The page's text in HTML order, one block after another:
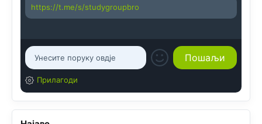
https://t.me/s/studygroupbro
Прилагоди